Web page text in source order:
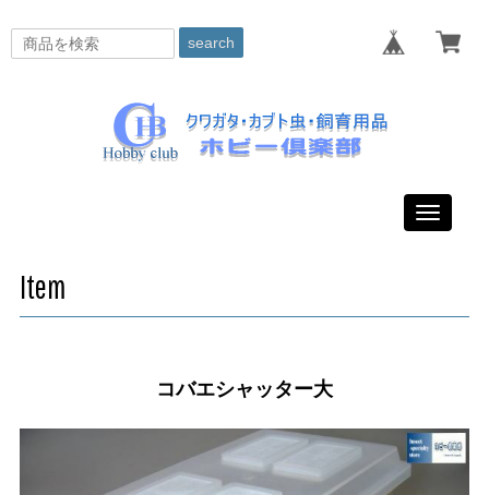
search
Toggle
Item
コバエシャッター大